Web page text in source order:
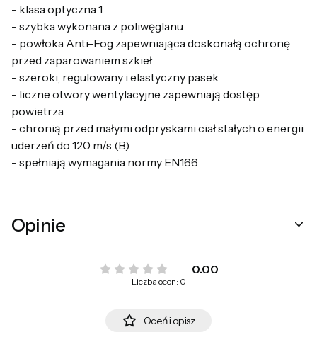
- klasa optyczna 1
- szybka wykonana z poliwęglanu
- powłoka Anti-Fog zapewniająca doskonałą ochronę
przed zaparowaniem szkieł
- szeroki, regulowany i elastyczny pasek
- liczne otwory wentylacyjne zapewniają dostęp
powietrza
- chronią przed małymi odpryskami ciał stałych o energii
uderzeń do 120 m/s (B)
- spełniają wymagania normy EN166
Opinie
0.00
Liczba ocen: 0
Oceń i opisz